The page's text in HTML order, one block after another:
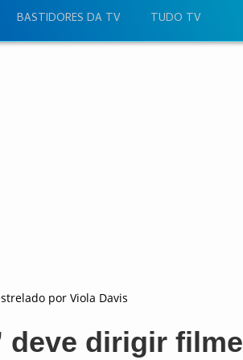
BASTIDORES DA TV TUDO TV
por Viola Davis
deve dirigir filme